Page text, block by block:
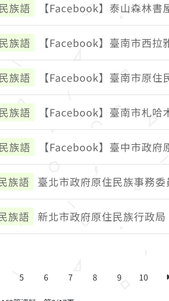
族語 【Facebook】泰山森林書
族語 【Facebook】臺南市西拉
族語 【Facebook】臺南市原住
族語 【Facebook】臺南市札哈
族語 【Facebook】臺中市政府
族語 臺北市政府原住民族事務委
族語 新北市政府原住民族行政局
5 6 7 8 9 10